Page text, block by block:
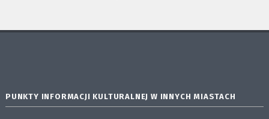
PUNKTY INFORMACJI KULTURALNEJ W INNYCH MIASTACH